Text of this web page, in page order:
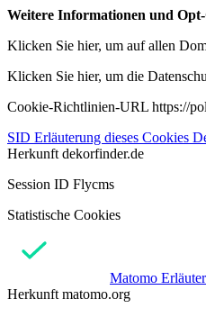
Weitere Informationen und
Klicken Sie hier, um auf allen
Klicken Sie hier, um die
Cookie-Richtlinien-URL https://
SID Erläuterung dieses Cookies
Herkunft dekorfinder.de
Session ID Flycms
Statistische Cookies
Matomo
Herkunft matomo.org